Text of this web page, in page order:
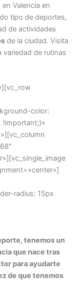
Valencia en
tipo de deportes,
de actividades
de la ciudad. Visita
variedad de rutinas
color:
!important;}»
radius: 15px
tenemos un
que nace tras
para ayudarte
de que tenemos